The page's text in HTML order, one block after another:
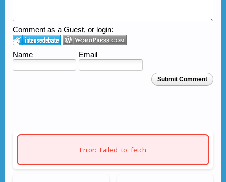
Comment as a Guest, or login:
Name Email
Submit Comment
Error: Failed to fetch